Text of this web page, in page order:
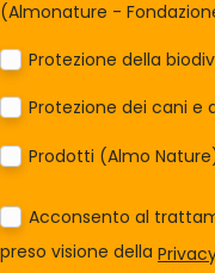
(Almonature -
Protezione della
Protezione dei cani e
Prodotti (Almo
Acconsento al
preso visione della